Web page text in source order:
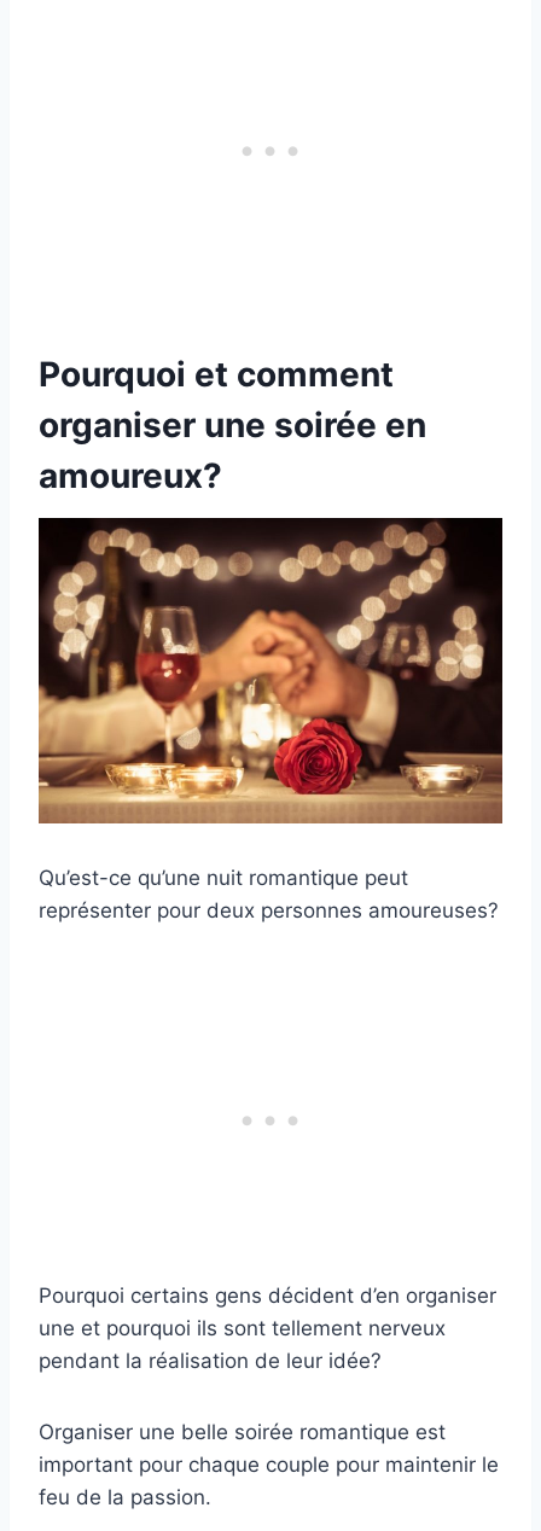
Pourquoi et comment
organiser une soirée en
amoureux?
Qu’est-ce qu’une nuit romantique peut
représenter pour deux personnes amoureuses?
Pourquoi certains gens décident d’en organiser
une et pourquoi ils sont tellement nerveux
pendant la réalisation de leur idée?
Organiser une belle soirée romantique est
important pour chaque couple pour maintenir le
feu de la passion.